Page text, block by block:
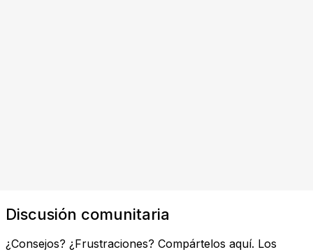
Discusión comunitaria
¿Consejos? ¿Frustraciones? Compártelos aquí. Los